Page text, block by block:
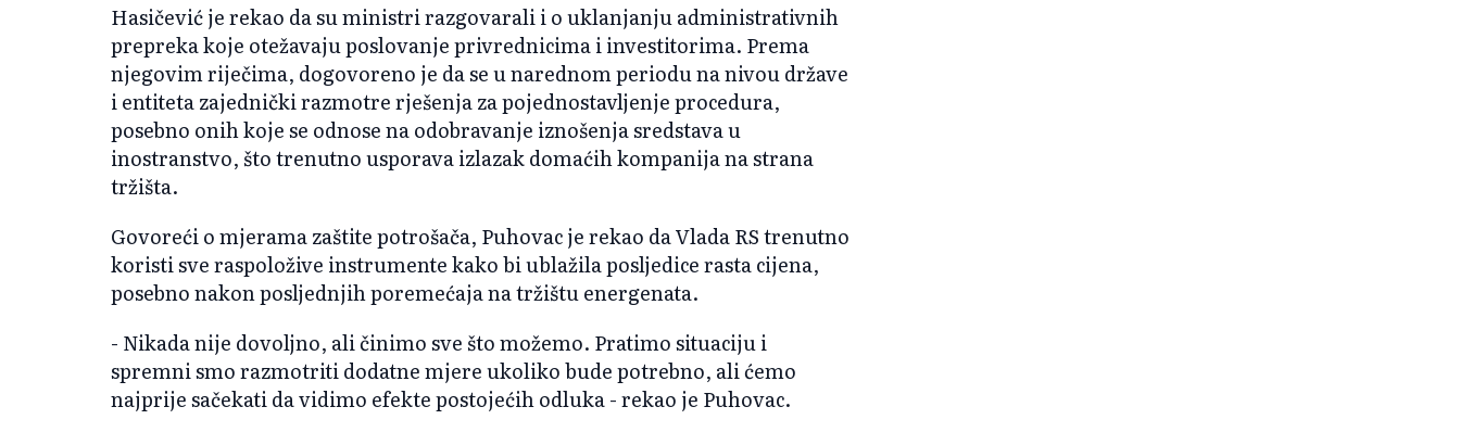
Hasičević je rekao da su ministri razgovarali i o uklanjanju administrativnih
prepreka koje otežavaju poslovanje privrednicima i investitorima. Prema
njegovim riječima, dogovoreno je da se u narednom periodu na nivou države
i entiteta zajednički razmotre rješenja za pojednostavljenje procedura,
posebno onih koje se odnose na odobravanje iznošenja sredstava u
inostranstvo, što trenutno usporava izlazak domaćih kompanija na strana
tržišta.
Govoreći o mjerama zaštite potrošača, Puhovac je rekao da Vlada RS trenutno
koristi sve raspoložive instrumente kako bi ublažila posljedice rasta cijena,
posebno nakon posljednjih poremećaja na tržištu energenata.
- Nikada nije dovoljno, ali činimo sve što možemo. Pratimo situaciju i
spremni smo razmotriti dodatne mjere ukoliko bude potrebno, ali ćemo
najprije sačekati da vidimo efekte postojećih odluka - rekao je Puhovac.